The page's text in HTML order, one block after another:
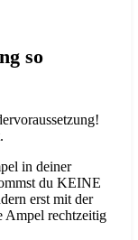
so
in deiner
du KEINE
erst mit der
Ampel rechtzeitig